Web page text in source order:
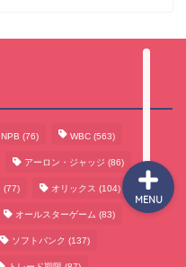
NPB (76) WBC (563)
アーロン・ジャッジ (86)
(77) オリックス (104)
オールスターゲーム (83)
ソフトバンク (137)
MENU